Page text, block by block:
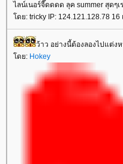
ไลน์เนอร์จี๊ดดดด ลุค summer สุดๆเ
ดย: tricky IP: 124.121.128.78 16
ว้าว อย่างนี้ต้องลองไปแต่ง
ดย: Hokey